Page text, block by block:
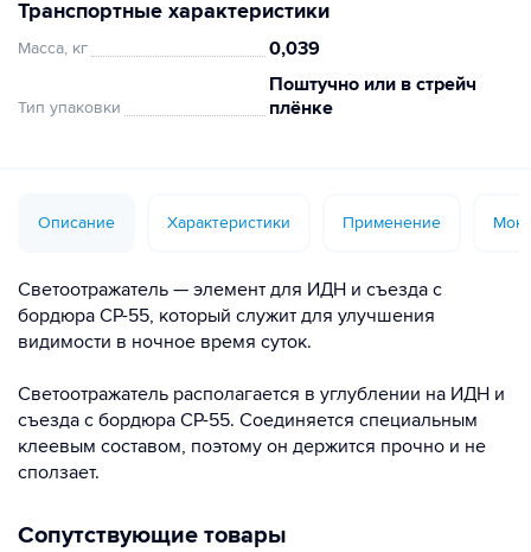
Транспортные характеристики
Масса, кг 0,039
Тип упаковки
Поштучно или в стрейч
плёнке
Описание Характеристики Применение
Светоотражатель — элемент для ИДН и съезда с
бордюра СР-55, который служит для улучшения
видимости в ночное время суток.
Светоотражатель располагается в углублении на ИДН и
съезда с бордюра СР-55. Соединяется специальным
клеевым составом, поэтому он держится прочно и не
сползает.
Сопутствующие товары